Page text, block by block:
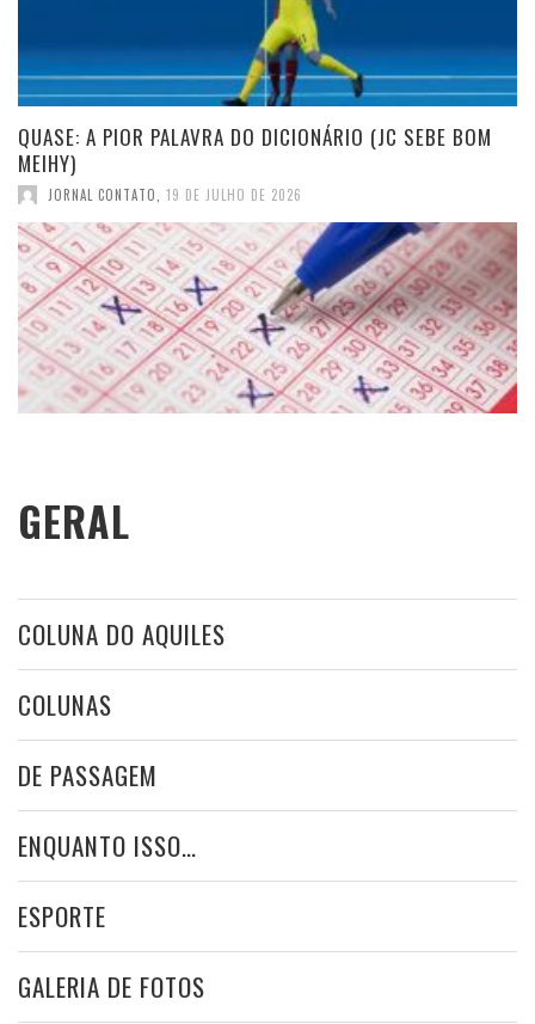
QUASE: A PIOR PALAVRA DO DICIONÁRIO (JC SEBE BOM
MEIHY)
JORNAL CONTATO 19 DE JULHO DE 2026
GERAL
COLUNA DO AQUILES
COLUNAS
DE PASSAGEM
ENQUANTO ISSO…
ESPORTE
GALERIA DE FOTOS